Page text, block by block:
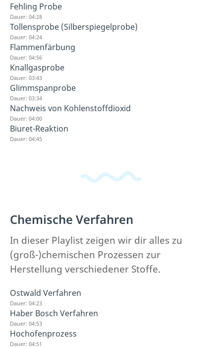
Fehling Probe
Dauer: 04:28
Tollensprobe (Silberspiegelprobe)
Dauer: 04:24
Flammenfärbung
Dauer: 04:56
Knallgasprobe
Dauer: 03:43
Glimmspanprobe
Dauer: 03:34
Nachweis von Kohlenstoffdioxid
Dauer: 04:00
Biuret-Reaktion
Dauer: 04:45
Chemische Verfahren
In dieser Playlist zeigen wir dir alles zu
(groß-)chemischen Prozessen zur
Herstellung verschiedener Stoffe.
Ostwald Verfahren
Dauer: 04:23
Haber Bosch Verfahren
Dauer: 04:53
Hochofenprozess
Dauer: 04:51